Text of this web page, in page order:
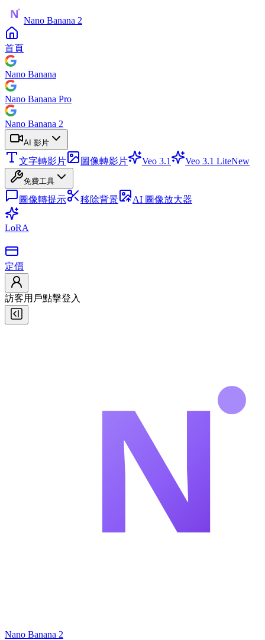
Nano Banana 2
首頁
Nano Banana
Nano Banana Pro
Nano Banana 2
AI 影片
文字轉影片 圖像轉影片 Veo 3.1 Veo 3.1 LiteNew
免費工具
圖像轉提示 移除背景 AI 圖像放大器
LoRA
定價
訪客用戶點擊登入
Nano Banana 2